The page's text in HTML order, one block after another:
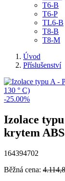
T6-B
T6-P
TL6-B
T8-B
T8-M
Úvod
Příslušenství
-25.00%
Izolace
krytem
164394702
Běžná cena: